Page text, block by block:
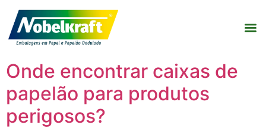
Onde encontrar caixas de
papelão para produtos
perigosos?